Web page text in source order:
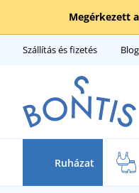
Megérkezett
Szállítás és fizetés Blog
Ruházat